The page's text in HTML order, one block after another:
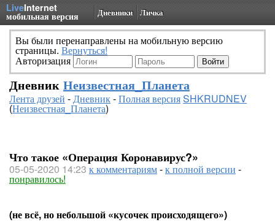
LiveInternet
мобильная версия Дневники Личка
Вы были перенаправлены на мобильную версию
страницы. Вернуться!
Авторизация
Дневник Неизвестная_Планета
Лента друзей -Дневник-Полная версияSHKRUDNEV
(Неизвестная_Планета)
Что такое «Операция Коронавирус?»
05-05-2020 14:23 к комментариям-к полной версии -
понравилось!
(не всё, но небольшой «кусочек происходящего»)